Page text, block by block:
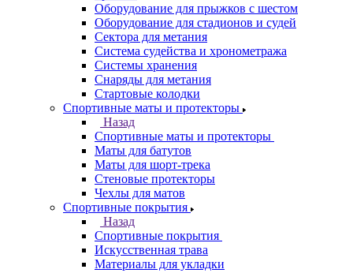
Оборудование для прыжков с шестом
Оборудование для стадионов и судей
Сектора для метания
Система судейства и хронометража
Системы хранения
Снаряды для метания
Стартовые колодки
Спортивные маты и протекторы
Назад
Спортивные маты и протекторы
Маты для батутов
Маты для шорт-трека
Стеновые протекторы
Чехлы для матов
Спортивные покрытия
Назад
Спортивные покрытия
Искусственная трава
Материалы для укладки